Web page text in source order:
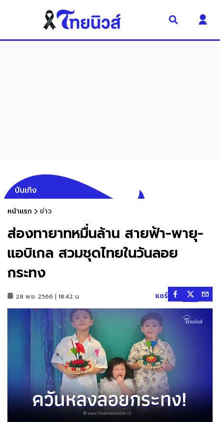
บันเทิง
หน้าแรก ข่าว
ส่องทายาทหมื่นล้าน สายฟ้า-พายุ-
แอบิเกล สวมชุดไทยในวันลอย
กระทง
28 พ.ย. 2566 | 18:42 น. แชร์